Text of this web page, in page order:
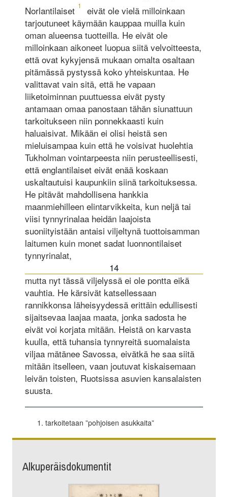
Norlantilaiset 1
eivät ole vielä milloinkaan
tarjoutuneet käymään kauppaa muilla kuin
oman alueensa tuotteilla. He eivät ole
milloinkaan aikoneet luopua siitä velvoitteesta,
että ovat kykyjensä mukaan omalta osaltaan
pitämässä pystyssä koko yhteiskuntaa. He
valittavat vain sitä, että he vapaan
liiketoiminnan puuttuessa eivät pysty
antamaan omaa panostaan tähän siunattuun
tarkoitukseen niin ponnekkaasti kuin
haluaisivat. Mikään ei olisi heistä sen
mieluisampaa kuin että he voisivat huolehtia
Tukholman vointarpeesta niin perusteellisesti,
että englantilaiset eivät enää koskaan
uskaltautuisi kaupunkiin siinä tarkoituksessa.
He pitävät mahdollisena hankkia
maanmiehilleen elintarvikkeita, kun neljä tai
viisi tynnyrinalaa heidän laajoista
suoniityistään antaisi viljeltynä tuottoisamman
laitumen kuin monet sadat luonnontilaiset
tynnyrinalat,
14
mutta nyt tässä viljelyssä ei ole pontta eikä
vauhtia. He kärsivät katsellessaan
rannikkonsa läheisyydessä erittäin edullisesti
sijaitsevaa laajaa maata, jonka sadosta he
eivät voi korjata mitään. Heistä on karvasta
kuulla, että tuhansia tynnyreitä suomalaista
viljaa mätänee Savossa, eivätkä he saa siitä
mitään itselleen, vaan joutuvat kiskaisemaan
leivän toisten, Ruotsissa asuvien kansalaisten
suusta.
tarkoitetaan ”pohjoisen asukkaita”
Alkuperäisdokumentit